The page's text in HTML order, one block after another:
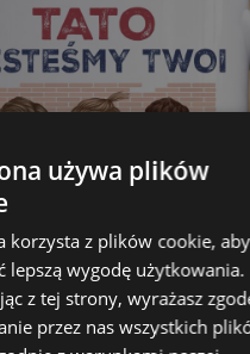
używa plików
korzysta z plików cookie, aby
lepszą wygodę użytkowania.
z tej strony, wyrażasz
przez nas wszystkich